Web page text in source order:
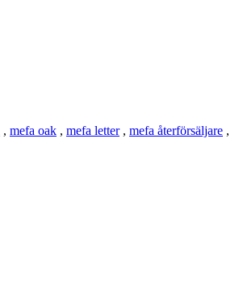
, mefa oak , mefa letter, mefa återförsäljare ,